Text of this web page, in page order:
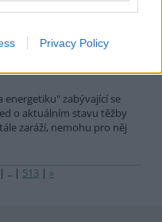
Privacy Policy
energetiku" zabývající se
o aktuálním stavu těžby
zaráží, nemohu pro něj
| .. | 513 | »